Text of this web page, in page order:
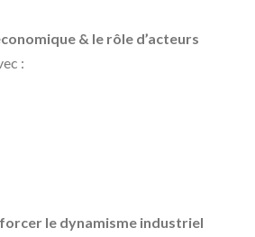
& le rôle d’acteurs
:
le dynamisme industriel